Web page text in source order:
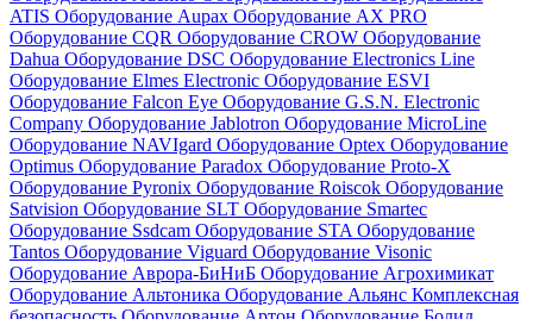
ATIS Оборудование Aupax Оборудование AX PRO
Оборудование CQR Оборудование CROW Оборудование
Dahua Оборудование DSC Оборудование Electronics Line
Оборудование Elmes Electronic Оборудование ESVI
Оборудование Falcon Eye Оборудование G.S.N. Electronic
Company Оборудование Jablotron Оборудование MicroLine
Оборудование NAVIgard Оборудование Optex Оборудование
Optimus Оборудование Paradox Оборудование Proto-X
Оборудование Pyronix Оборудование Roiscok Оборудование
Satvision Оборудование SLT Оборудование Smartec
Оборудование Ssdcam Оборудование STA Оборудование
Tantos Оборудование Viguard Оборудование Visonic
Оборудование Аврора-БиНиБ Оборудование Агрохимикат
Оборудование Альтоника Оборудование Альянс Комплексная